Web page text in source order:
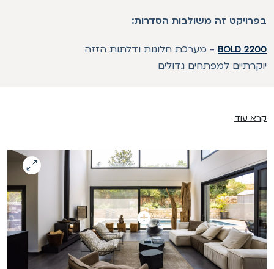
זה משולבות הסדרות:
BOLD
- מערכת חלונות ודלתות הזזה
למפתחים גדולים
עוד